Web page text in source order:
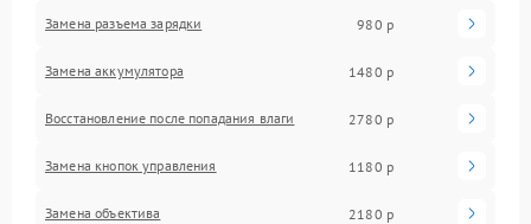
Замена разъема зарядки 980 р
Замена аккумулятора 1480 р
Восстановление после попадания влаги 2780 р
Замена кнопок управления 1180 р
Замена объектива 2180 р